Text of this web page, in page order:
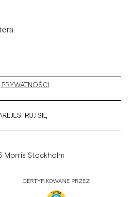
PRYWATNOŚCI
SIĘ
Morris Stockholm
CERTYFIKOWANE PRZEZ